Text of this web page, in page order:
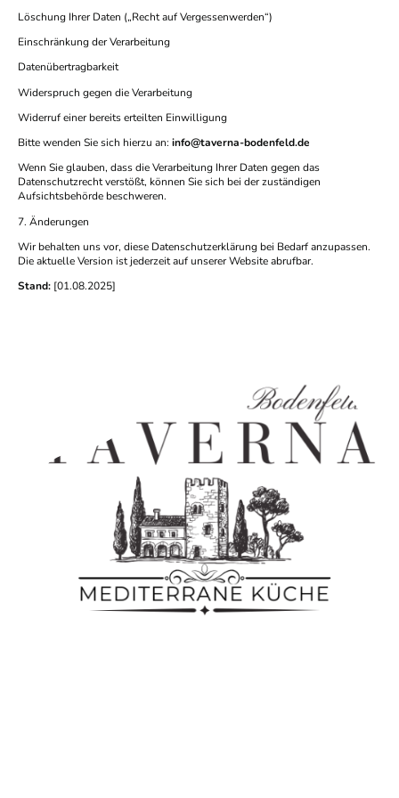
Löschung Ihrer Daten („Recht auf Vergessenwerden“)
Einschränkung der Verarbeitung
Datenübertragbarkeit
Widerspruch gegen die Verarbeitung
Widerruf einer bereits erteilten Einwilligung
Bitte wenden Sie sich hierzu an: info@taverna-bodenfeld.de
Wenn Sie glauben, dass die Verarbeitung Ihrer Daten gegen das
Datenschutzrecht verstößt, können Sie sich bei der zuständigen
Aufsichtsbehörde beschweren.
7. Änderungen
Wir behalten uns vor, diese Datenschutzerklärung bei Bedarf anzupassen.
Die aktuelle Version ist jederzeit auf unserer Website abrufbar.
Stand: [01.08.2025]